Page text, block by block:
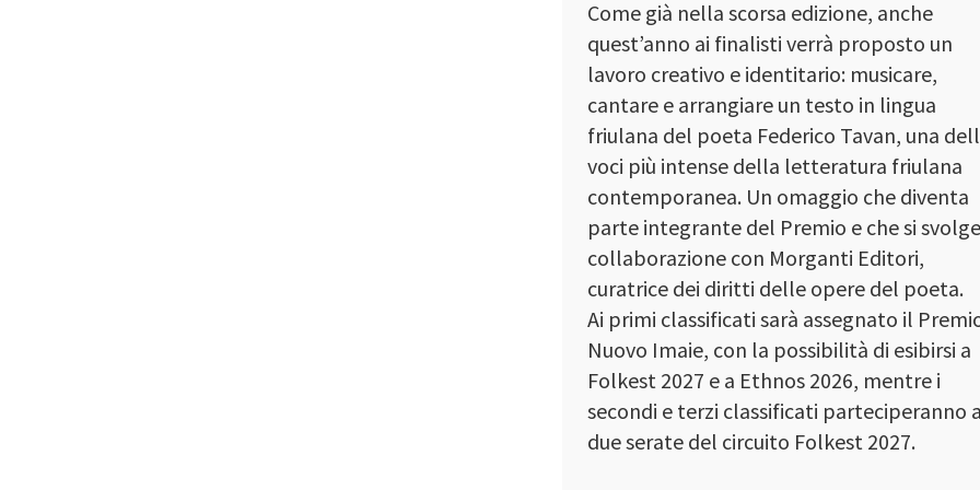
Come già nella scorsa edizione, anche
quest’anno ai finalisti verrà proposto un
lavoro creativo e identitario: musicare,
cantare e arrangiare un testo in lingua
friulana del poeta Federico Tavan, una
voci più intense della letteratura friulana
contemporanea. Un omaggio che diventa
parte integrante del Premio e che si
collaborazione con Morganti Editori,
curatrice dei diritti delle opere del poeta.
Ai primi classificati sarà assegnato il
Nuovo Imaie, con la possibilità di esibirsi a
Folkest 2027 e a Ethnos 2026, mentre i
secondi e terzi classificati parteciperanno a
due serate del circuito Folkest 2027.